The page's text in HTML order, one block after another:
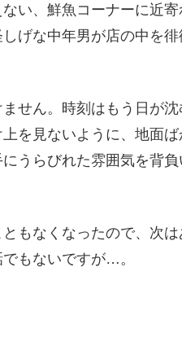
い、鮮魚コーナーに近
げな中年男が店の中を
せん。時刻はもう日が
を見ないように、地面
うらびれた雰囲気を背
もなくなったので、次は
もないですが…。